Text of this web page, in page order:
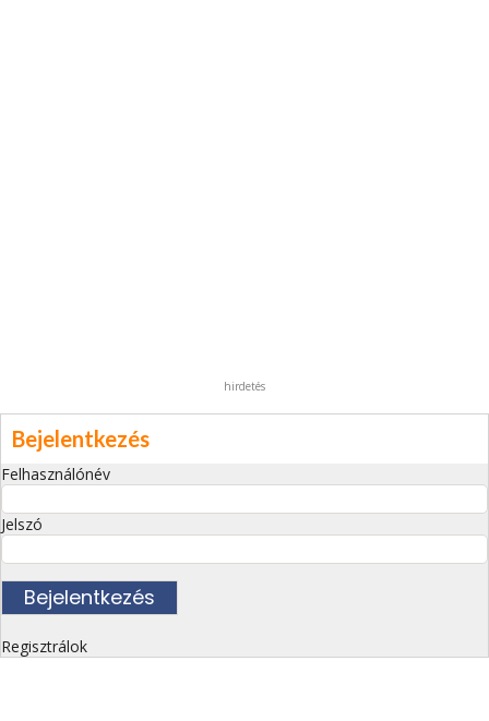
hirdetés
Bejelentkezés
Felhasználónév
Jelszó
Regisztrálok